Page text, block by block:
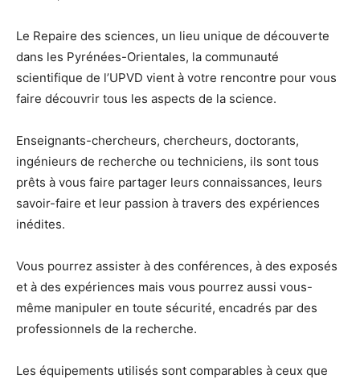
Le Repaire des sciences, un lieu unique de découverte
dans les Pyrénées-Orientales, la communauté
scientifique de l’UPVD vient à votre rencontre pour vous
faire découvrir tous les aspects de la science.
Enseignants-chercheurs, chercheurs, doctorants,
ingénieurs de recherche ou techniciens, ils sont tous
prêts à vous faire partager leurs connaissances, leurs
savoir-faire et leur passion à travers des expériences
inédites.
Vous pourrez assister à des conférences, à des exposés
et à des expériences mais vous pourrez aussi vous-
même manipuler en toute sécurité, encadrés par des
professionnels de la recherche.
Les équipements utilisés sont comparables à ceux que